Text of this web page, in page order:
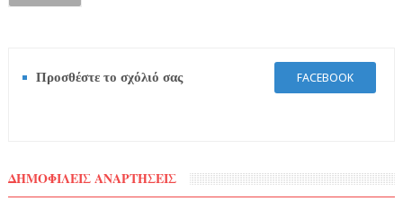
Προσθέστε το σχόλιό σας FACEBOOK
ΔΗΜΟΦΙΛΕΙΣ ΑΝΑΡΤΗΣΕΙΣ